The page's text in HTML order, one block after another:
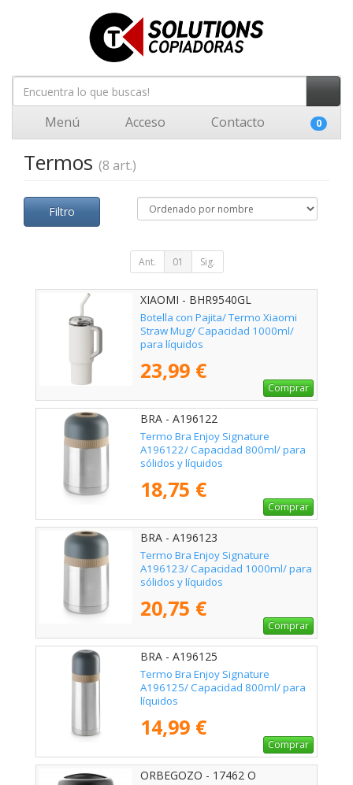
Menú Acceso Contacto 0
Termos (8 art.)
Filtro
Ant. 01 Sig.
XIAOMI - BHR9540GL
Botella con Pajita/ Termo Xiaomi
Straw Mug/ Capacidad 1000ml/
para líquidos
23,99 €
Comprar
BRA - A196122
Termo Bra Enjoy Signature
A196122/ Capacidad 800ml/ para
sólidos y líquidos
18,75 €
Comprar
BRA - A196123
Termo Bra Enjoy Signature
A196123/ Capacidad 1000ml/ para
sólidos y líquidos
20,75 €
Comprar
BRA - A196125
Termo Bra Enjoy Signature
A196125/ Capacidad 800ml/ para
líquidos
14,99 €
Comprar
ORBEGOZO - 17462 O